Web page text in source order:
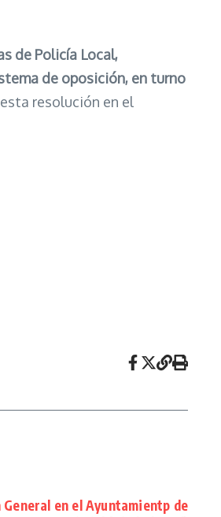
de Policía Local,
de oposición, en turno
resolución en el
en el Ayuntamientp de